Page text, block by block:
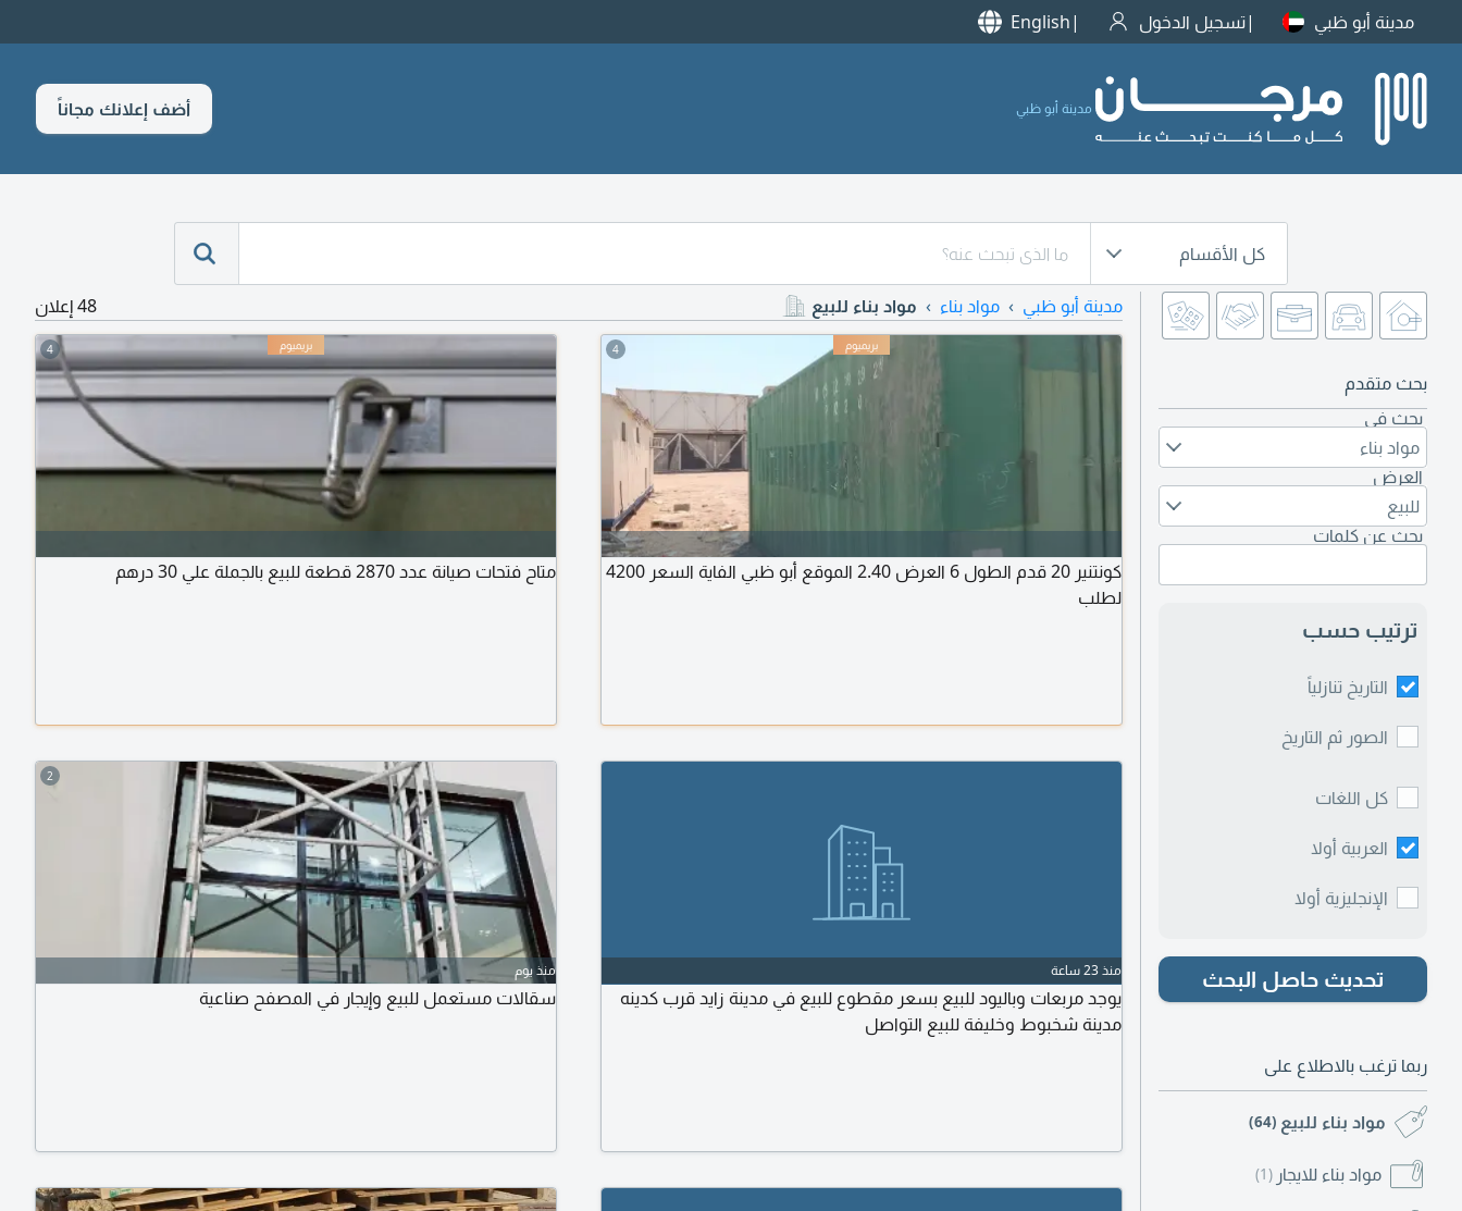
مدينة أبو ظبي تسجيل الدخول English
مدينة أبو ظبي أضف إعلانك مجاناً
كل الأقسام
بحث متقدم
بحث في
مواد بناء
العرض
للبيع
بحث عن كلمات
ترتيب حسب
التاريخ تنازلياً
الصور ثم التاريخ
كل اللغات
العربية أولا
الإنجليزية أولا
تحديث حاصل البحث
ربما ترغب بالاطلاع على
مواد بناء للبيع (64)
مواد بناء للايجار (1)
مدينة أبو ظبي مواد بناء مواد بناء للبيع 48 إعلان
4
كونتنير 20 قدم الطول 6 العرض 2.40 الموقع أبو ظبي الفاية السعر 4200
لطلب
4
متاح فتحات صيانة عدد 2870 قطعة للبيع بالجملة علي 30 درهم
منذ 23 ساعة
يوجد مربعات وباليود للبيع بسعر مقطوع للبيع في مدينة زايد قرب كدينه
مدينة شخبوط وخليفة للبيع التواصل
2
منذ يوم
سقالات مستعمل للبيع وإيجار في المصفح صناعية